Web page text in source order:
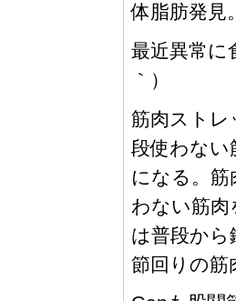
体脂肪発見。
最近異常に
｀）
筋肉ストレ
段使わない
になる。
わない筋
は普段か
節回りの筋